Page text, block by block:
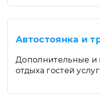
Автостоянка и
Дополнительные и
отдыха гостей